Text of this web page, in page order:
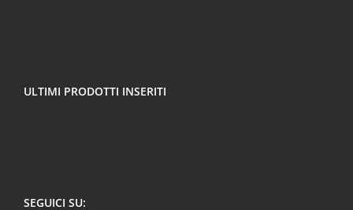
ULTIMI PRODOTTI INSERITI
SEGUICI SU: